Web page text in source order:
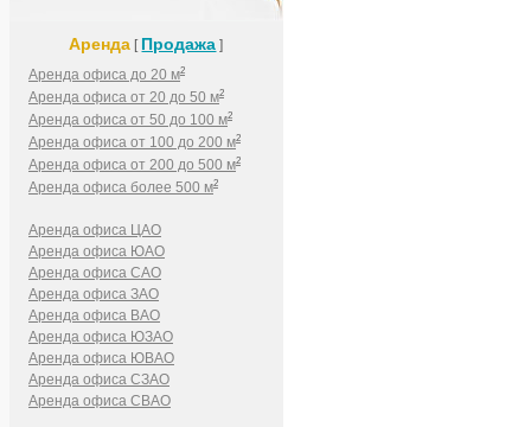
Аренда [ Продажа ]
Аренда офиса до 20 м2
Аренда офиса от 20 до 50 м2
Аренда офиса от 50 до 100 м2
Аренда офиса от 100 до 200 м2
Аренда офиса от 200 до 500 м2
Аренда офиса более 500 м2
Аренда офиса ЦАО
Аренда офиса ЮАО
Аренда офиса САО
Аренда офиса ЗАО
Аренда офиса ВАО
Аренда офиса ЮЗАО
Аренда офиса ЮВАО
Аренда офиса СЗАО
Аренда офиса СВАО